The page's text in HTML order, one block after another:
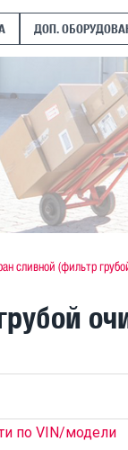
ДОП.
сливной (фильтр
по VIN/модели